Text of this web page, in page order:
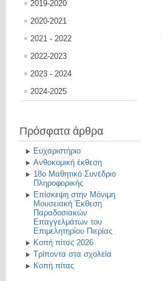
2019-2020
2020-2021
2021 - 2022
2022-2023
2023 - 2024
2024-2025
Πρόσφατα άρθρα
Ευχαριστήριο
Ανθοκομική έκθεση
18ο Μαθητικό Συνέδριο
Πληροφορικής
Επίσκεψη στην Μόνιμη
Μουσειακή Έκθεση
Παραδοσιακών
Επαγγελμάτων του
Επιμελητηρίου Πιερίας
Κοπή πίτας 2026
Τρίποντα στα σχολεία
Κοπή πίτας